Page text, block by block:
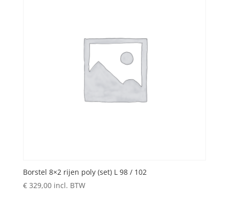
Borstel 8×2 rijen poly (set) L 98 / 102
€329,00 incl. BTW